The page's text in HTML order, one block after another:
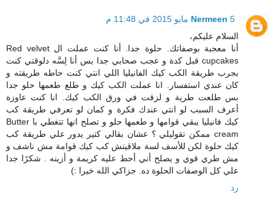
Nermeen 5 مايو 2015 في 11:48 م
السلام عليكم،
أنا معجبة بوصفاتك. حلوة جدا. أنا كنت عملت ال Red velvet
cupcakes قبل كدة و عجب صحابي جدا بس أنا لِسَّه دلوقتي كنت
بجرب طريقة الكب كيك الفانيليا اللي انتي كنت حاطه طريقته و
كان عندي استفسار. انا عملت الكب كيك و طلع طعمها حلو جدا
بس طلعت طرية و لزقت في ورق الكب كيك. انا كنت عاوزة
أعرف السبب لو انتي عندك فكرة و كمان لو تعرفي طريقة كب
كيك فانيليا يبقي قوامها و طعمها حلو و تصلح انها تتغطي با Butter
cream ممكن تقوليلي ؟ عشان بقالي كتير يدور علي طريقة كب
كيك حلوة لكن للأسف لسة ملاقيتش كب كيك قوامة مش ناشف و
مش طري قوي و يصلح أني أحط عليه كريمة و أزينه . شكرًا جدا
علي كل الوصفات الحلوة ده. جزاكي الله خيرا :)
رد